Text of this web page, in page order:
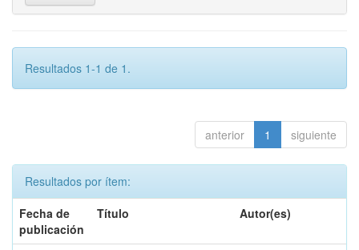
Resultados 1-1 de 1.
anterior 1 siguiente
Resultados por ítem:
Fecha de
publicación
Título Autor(es)